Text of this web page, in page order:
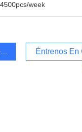
4500pcs/week
Éntrenos En